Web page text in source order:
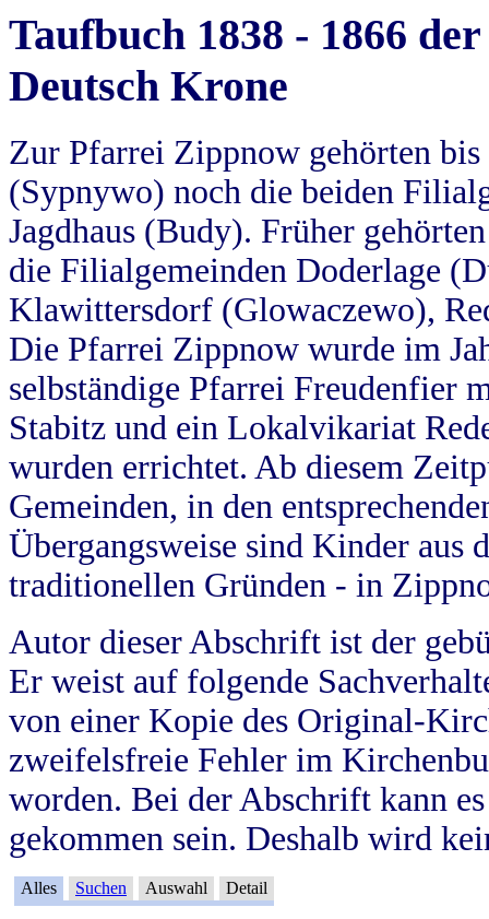
Taufbuch 1838 - 1866
Deutsch Krone
Zur Pfarrei Zippnow gehörten
(Sypnywo) noch die beiden
Jagdhaus (Budy). Früher
die Filialgemeinden Doderlage
Klawittersdorf (Glowaczewo),
Die Pfarrei Zippnow wurde im
selbständige Pfarrei Freudenfier
Stabitz und ein Lokalvikariat
wurden errichtet. Ab diesem
Gemeinden, in den
Übergangsweise sind Kinder aus
traditionellen Gründen - in
Autor dieser Abschrift ist der
Er weist auf folgende
von einer Kopie des Original-
zweifelsfreie Fehler im
worden. Bei der Abschrift kann
gekommen sein. Deshalb wird
Alles Suchen Auswahl Detail